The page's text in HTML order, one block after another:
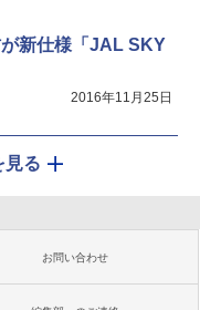
新仕様「JAL SKY
2016年11月25日
見る
お問い合わせ